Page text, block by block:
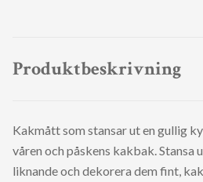
Produktbeskrivning
Kakmått som stansar ut en gullig
våren och påskens kakbak. Stansa
liknande och dekorera dem fint,